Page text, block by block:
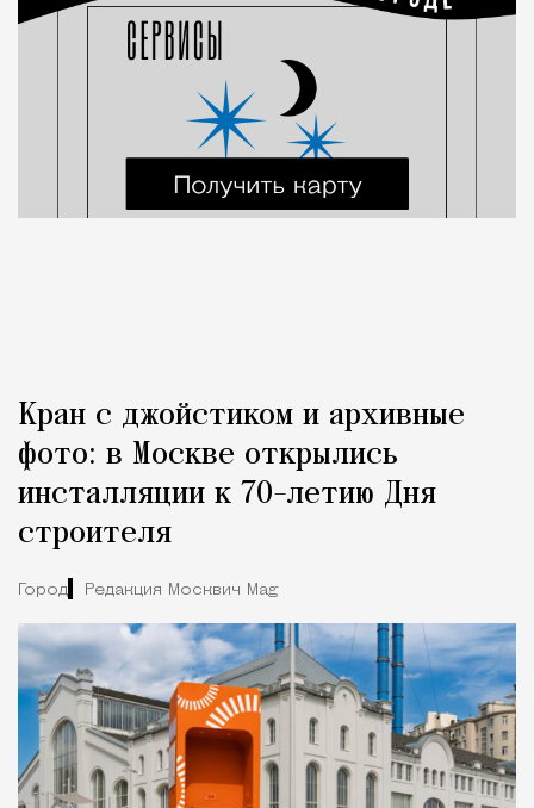
Кран с джойстиком и архивные
фото: в Москве открылись
инсталляции к 70-летию Дня
строителя
Город Редакция Москвич Mag